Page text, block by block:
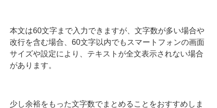
本文は60文字まで入力できますが、文字数が多い場合や
改行を含む場合、60文字以内でもスマートフォンの画面
サイズや設定により、テキストが全文表示されない場合
があります。
少し余裕をもった文字数でまとめることをおすすめしま